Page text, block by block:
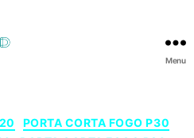
Menu
PORTA CORTA FOGO P30